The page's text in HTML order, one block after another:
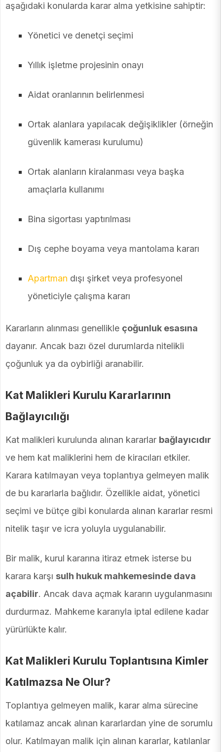
aşağıdaki konularda karar alma yetkisine sahiptir:
Yönetici ve denetçi seçimi
Yıllık işletme projesinin onayı
Aidat oranlarının belirlenmesi
Ortak alanlara yapılacak değişiklikler (örneğin
güvenlik kamerası kurulumu)
Ortak alanların kiralanması veya başka
amaçlarla kullanımı
Bina sigortası yaptırılması
Dış cephe boyama veya mantolama kararı
Apartman dışı şirket veya profesyonel
yöneticiyle çalışma kararı
Kararların alınması genellikle çoğunluk esasına
dayanır. Ancak bazı özel durumlarda nitelikli
çoğunluk ya da oybirliği aranabilir.
Kat Malikleri Kurulu Kararlarının
Bağlayıcılığı
Kat malikleri kurulunda alınan kararlar bağlayıcıdır
ve hem kat maliklerini hem de kiracıları etkiler.
Karara katılmayan veya toplantıya gelmeyen malik
de bu kararlarla bağlıdır. Özellikle aidat, yönetici
seçimi ve bütçe gibi konularda alınan kararlar resmi
nitelik taşır ve icra yoluyla uygulanabilir.
Bir malik, kurul kararına itiraz etmek isterse bu
karara karşı sulh hukuk mahkemesinde dava
açabilir. Ancak dava açmak kararın uygulanmasını
durdurmaz. Mahkeme kararıyla iptal edilene kadar
yürürlükte kalır.
Kat Malikleri Kurulu Toplantısına Kimler
Katılmazsa Ne Olur?
Toplantıya gelmeyen malik, karar alma sürecine
katılamaz ancak alınan kararlardan yine de sorumlu
olur. Katılmayan malik için alınan kararlar, katılanlar